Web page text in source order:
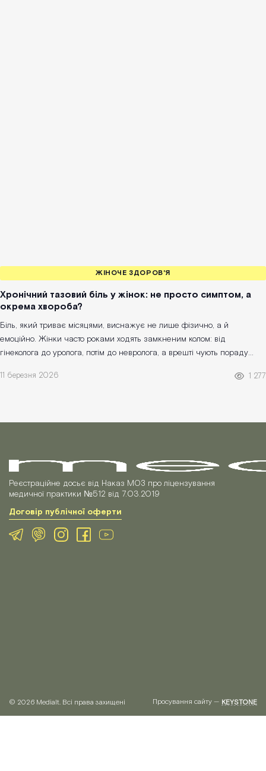
ЖІНОЧЕ ЗДОРОВ'Я
Хронічний тазовий біль у жінок: не просто симптом, а
окрема хвороба?
Біль, який триває місяцями, виснажує не лише фізично, а й
емоційно. Жінки часто роками ходять замкненим колом: від
гінеколога до уролога, потім до невролога, а врешті чують пораду
11 березня 2026 1 277
Реєстраційне досьє від Наказ МОЗ про ліцензування
медичної практики №512 від 7.03.2019
Договір публічної оферти
© 2026 Medialt. Всі права захищені Просування сайту — KEYSTONE